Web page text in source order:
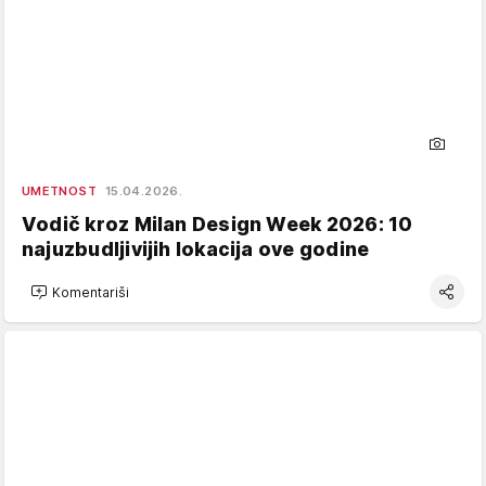
UMETNOST 15.04.2026.
Vodič kroz Milan Design Week 2026: 10
najuzbudljivijih lokacija ove godine
Komentariši